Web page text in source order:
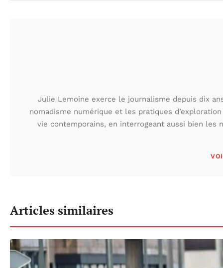
Julie Lemoine exerce le journalisme depuis dix
nomadisme numérique et les pratiques
vie contemporains, en interrogeant aussi bien
Articles similaires